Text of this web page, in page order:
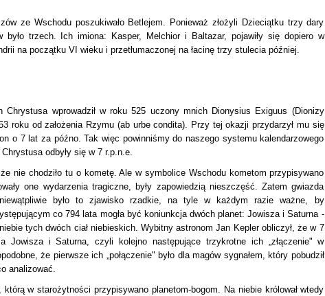
ze Wschodu poszukiwało Betlejem. Ponieważ złożyli Dzieciątku trzy dary
było trzech. Ich imiona: Kasper, Melchior i Baltazar, pojawiły się dopiero w
na początku VI wieku i przetłumaczonej na łacinę trzy stulecia później.
wprowadził w roku 525 uczony mnich Dionysius Exiguus (Dionizy
roku od założenia Rzymu (ab urbe condita). Przy tej okazji przydarzył mu się
o 7 lat za późno. Tak więc powinniśmy do naszego systemu kalendarzowego
odbyły się w 7 r.p.n.e.
nie chodziło tu o kometę. Ale w symbolice Wschodu kometom przypisywano
one wydarzenia tragiczne, były zapowiedzią nieszczęść. Zatem gwiazda
było to zjawisko rzadkie, na tyle w każdym razie ważne, by
co 794 lata mogła być koniunkcja dwóch planet: Jowisza i Saturna -
tych dwóch ciał niebieskich. Wybitny astronom Jan Kepler obliczył, że w 7
Jowisza i Saturna, czyli kolejno następujące trzykrotne ich „złączenie" w
że pierwsze ich „połączenie" było dla magów sygnałem, który pobudził
analizować.
w starożytności przypisywano planetom-bogom. Na niebie królował wtedy